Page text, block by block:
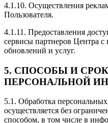
4.1.10. Осуществления
Пользователя.
4.1.11. Предоставления
сервисы партнеров Центра
обновлений и услуг.
5. СПОСОБЫ И
ПЕРСОНАЛЬНОЙ
5.1. Обработка
осуществляется без
способом, в том числе в